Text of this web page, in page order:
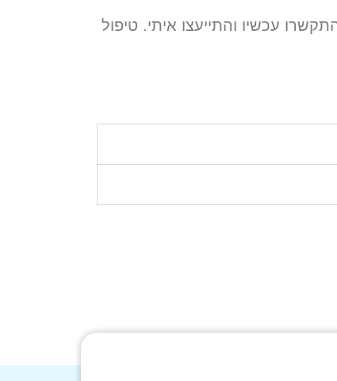
עכשיו והתייעצו איתי. טיפול